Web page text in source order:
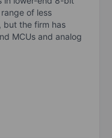
of less
but the firm has
MCUs and analog